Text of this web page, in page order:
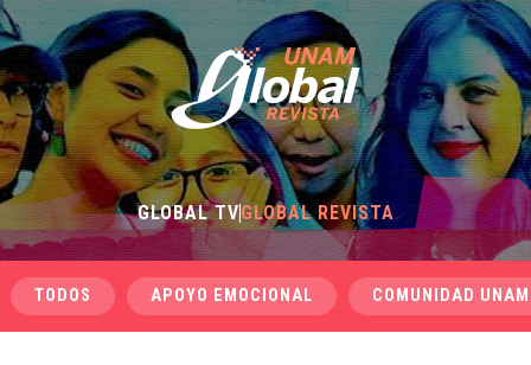
GLOBAL TVGLOBAL REVISTA
TODOS APOYO EMOCIONAL COMUNIDAD UNAM